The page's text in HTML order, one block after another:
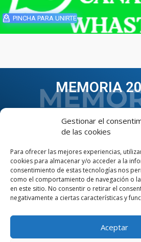
Gestionar el
de las cookies
Para ofrecer las mejores experiencias,
cookies para almacenar y/o acceder a la
consentimiento de estas tecnologías nos
como el comportamiento de navegación o
en este sitio. No consentir o retirar el
negativamente a ciertas características y
Aceptar
PINCHA PARA UNIRTE
MEMORIA
VER TODAS LAS